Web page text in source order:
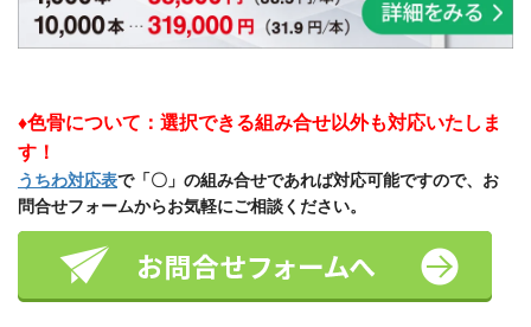
♦色骨について：選択できる組み合せ以外も対応いたしま
す！
うちわ対応表で「〇」の組み合せであれば対応可能ですので、お
問合せフォームからお気軽にご相談ください。